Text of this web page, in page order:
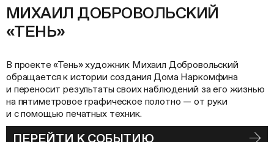
МИХАИЛ ДОБРОВОЛЬСКИЙ
«ТЕНЬ»
В проекте «Тень» художник Михаил Добровольский
обращается к истории создания Дома Наркомфина
и переносит результаты своих наблюдений за его жизнью
на пятиметровое графическое полотно — от руки
и с помощью печатных техник.
ПЕРЕЙТИ К СОБЫТИЮ